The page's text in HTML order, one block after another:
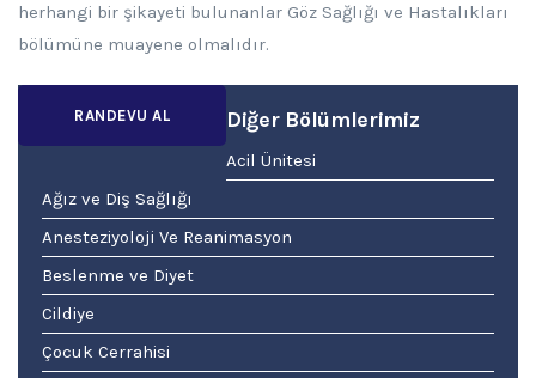
herhangi bir şikayeti bulunanlar Göz Sağlığı ve Hastalıkları
bölümüne muayene olmalıdır.
RANDEVU AL Diğer Bölümlerimiz
Acil Ünitesi
Ağız ve Diş Sağlığı
Anesteziyoloji Ve Reanimasyon
Beslenme ve Diyet
Cildiye
Çocuk Cerrahisi